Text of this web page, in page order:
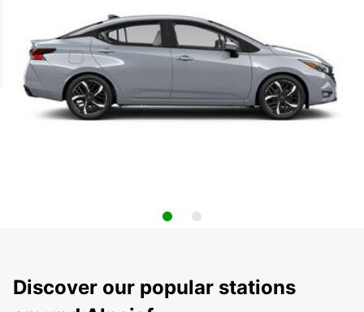
Discover our popular stations